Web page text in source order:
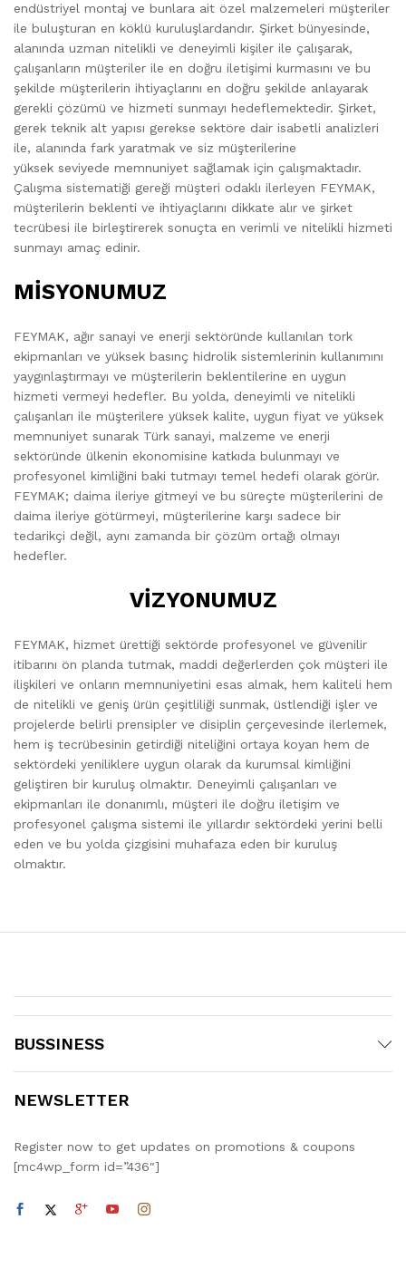
endüstriyel montaj ve bunlara ait özel malzemeleri müşteriler
ile buluşturan en köklü kuruluşlardandır. Şirket bünyesinde,
alanında uzman nitelikli ve deneyimli kişiler ile çalışarak,
çalışanların müşteriler ile en doğru iletişimi kurmasını ve bu
şekilde müşterilerin ihtiyaçlarını en doğru şekilde anlayarak
gerekli çözümü ve hizmeti sunmayı hedeflemektedir. Şirket,
gerek teknik alt yapısı gerekse sektöre dair isabetli analizleri
ile, alanında fark yaratmak ve siz müşterilerine
yüksek seviyede memnuniyet sağlamak için çalışmaktadır.
Çalışma sistematiği gereği müşteri odaklı ilerleyen FEYMAK,
müşterilerin beklenti ve ihtiyaçlarını dikkate alır ve şirket
tecrübesi ile birleştirerek sonuçta en verimli ve nitelikli hizmeti
sunmayı amaç edinir.
MİSYONUMUZ
FEYMAK, ağır sanayi ve enerji sektöründe kullanılan tork
ekipmanları ve yüksek basınç hidrolik sistemlerinin kullanımını
yaygınlaştırmayı ve müşterilerin beklentilerine en uygun
hizmeti vermeyi hedefler. Bu yolda, deneyimli ve nitelikli
çalışanları ile müşterilere yüksek kalite, uygun fiyat ve yüksek
memnuniyet sunarak Türk sanayi, malzeme ve enerji
sektöründe ülkenin ekonomisine katkıda bulunmayı ve
profesyonel kimliğini baki tutmayı temel hedefi olarak görür.
FEYMAK; daima ileriye gitmeyi ve bu süreçte müşterilerini de
daima ileriye götürmeyi, müşterilerine karşı sadece bir
tedarikçi değil, aynı zamanda bir çözüm ortağı olmayı
hedefler.
VİZYONUMUZ
FEYMAK, hizmet ürettiği sektörde profesyonel ve güvenilir
itibarını ön planda tutmak, maddi değerlerden çok müşteri ile
ilişkileri ve onların memnuniyetini esas almak, hem kaliteli hem
de nitelikli ve geniş ürün çeşitliliği sunmak, üstlendiği işler ve
projelerde belirli prensipler ve disiplin çerçevesinde ilerlemek,
hem iş tecrübesinin getirdiği niteliğini ortaya koyan hem de
sektördeki yeniliklere uygun olarak da kurumsal kimliğini
geliştiren bir kuruluş olmaktır. Deneyimli çalışanları ve
ekipmanları ile donanımlı, müşteri ile doğru iletişim ve
profesyonel çalışma sistemi ile yıllardır sektördeki yerini belli
eden ve bu yolda çizgisini muhafaza eden bir kuruluş
olmaktır.
BUSSINESS
NEWSLETTER
Register now to get updates on promotions & coupons
[mc4wp_form id=”436″]